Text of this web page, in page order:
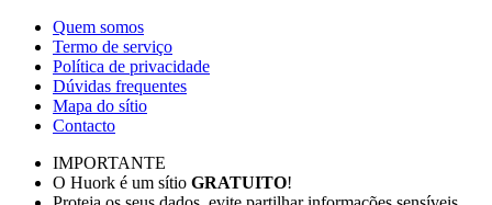
Quem somos
Termo de serviço
Política de privacidade
Dúvidas frequentes
Mapa do sítio
Contacto
IMPORTANTE
O Huork é um sítio GRATUITO!